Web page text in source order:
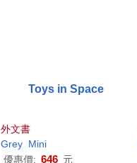
Toys in Space
外文書
Grey Mini
優惠價: 646 元